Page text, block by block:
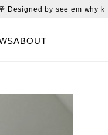
Designed by see em why k
ABOUT